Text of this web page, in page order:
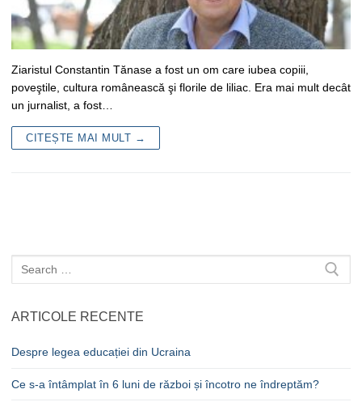
Ziaristul Constantin Tănase a fost un om care iubea copiii,
poveştile, cultura românească şi florile de liliac. Era mai mult decât
un jurnalist, a fost…
CITEȘTE MAI MULT →
Caută
după:
ARTICOLE RECENTE
Despre legea educației din Ucraina
Ce s-a întâmplat în 6 luni de război și încotro ne îndreptăm?